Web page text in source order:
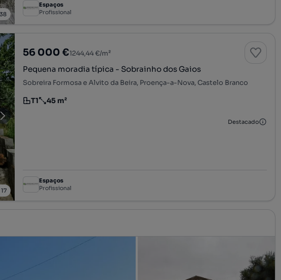
38
Espaços
Profissional
17
56 000 €1244,44 €/m²
Pequena moradia típica - Sobrainho dos Gaios
Sobreira Formosa e Alvito da Beira, Proença-a-Nova, Castelo Branco
Tipologia
T1
Preço por metro quadrado
45 m²
Destacado
Espaços
Profissional